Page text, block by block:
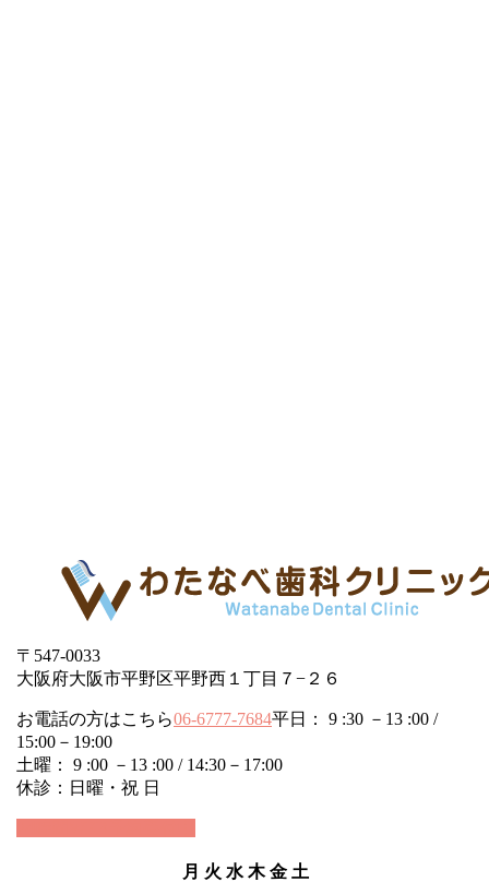
〒547-0033
大阪府大阪市平野区平野西１丁目７−２６
お電話の方はこちら06-6777-7684平日： 9 :30 －13 :00 /
15:00－19:00
土曜： 9 :00 －13 :00 / 14:30－17:00
休診：日曜・祝 日
月 火 水 木 金 土